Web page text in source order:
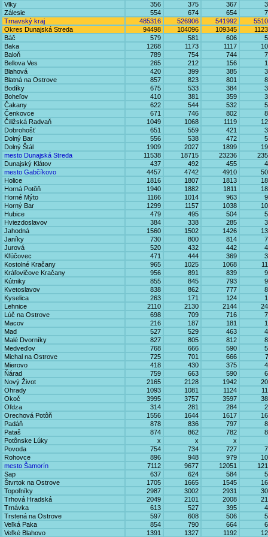
Vlky
356 375 367
Zálesie
554 674 654
Trnavský kraj
485316 526906 541992
Okres Dunajská Streda
94498 104096 109345
Báč
579 581 606
Baka
1268 1173 1117
Baloň
789 754 744
Bellova Ves
265 212 156
Blahová
420 399 385
Blatná na Ostrove
857 823 801
Bodíky
675 533 384
Boheľov
410 381 359
Čakany
622 544 532
Čenkovce
671 746 802
Čiližská Radvaň
1049 1068 1119
Dobrohošť
651 559 421
Dolný Bar
556 538 472
Dolný Štál
1909 2027 1899
mesto Dunajská Streda
11538 18715 23236
Dunajský Klátov
437 492 455
mesto Gabčíkovo
4457 4742 4910
Holice
1816 1807 1813
Horná Potôň
1940 1882 1811
Horné Mýto
1166 1014 963
Horný Bar
1299 1157 1038
Hubice
479 495 504
Hviezdoslavov
384 338 285
Jahodná
1560 1502 1426
Janíky
730 800 814
Jurová
520 432 442
Kľúčovec
471 444 369
Kostolné Kračany
965 1025 1068
Kráľovičove Kračany
956 891 839
Kútniky
855 845 793
Kvetoslavov
838 862 777
Kyselica
263 171 124
Lehnice
2110 2130 2144
Lúč na Ostrove
698 709 716
Macov
216 187 181
Mad
527 529 463
Malé Dvorníky
827 805 812
Medveďov
768 666 590
Michal na Ostrove
725 701 666
Mierovo
418 430 375
Ňárad
759 663 590
Nový Život
2165 2128 1942
Ohrady
1093 1081 1124
Okoč
3995 3757 3597
Oľdza
314 281 284
Orechová Potôň
1556 1644 1617
Padáň
878 836 797
Pataš
874 862 782
Potônske Lúky
x x
x
Povoda
754 734 727
Rohovce
896 948 979
mesto Šamorín
7112 9677 12051
Sap
637 624 584
Štvrtok na Ostrove
1705 1665 1545
Topoľníky
2987 3002 2931
Trhová Hradská
2049 2101 2008
Trnávka
613 527 395
Trstená na Ostrove
597 608 506
Veľká Paka
854 790 664
Veľké Blahovo
1391 1327 1192